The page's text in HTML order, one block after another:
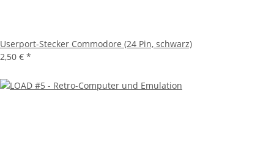
Userport-Stecker Commodore (24 Pin, schwarz)
2,50 € *